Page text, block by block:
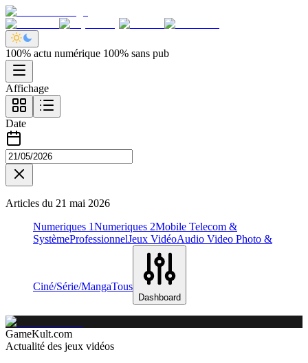
100% actu numérique 100% sans pub
Affichage
Date
Articles du 21 mai 2026
Numeriques 1Numeriques 2Mobile Telecom &
SystèmeProfessionnelJeux VidéoAudio Video Photo &
Ciné/Série/MangaTous
Dashboard
GameKult.com
Actualité des jeux vidéos